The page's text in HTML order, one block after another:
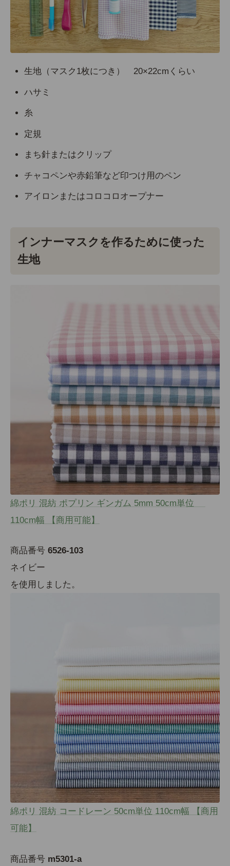
生地（マスク1枚につき） 20×22cmくらい
ハサミ
糸
定規
まち針またはクリップ
チャコペンや赤鉛筆など印つけ用のペン
アイロンまたはコロコロオープナー
インナーマスクを作るために使った
生地
綿ポリ 混紡 ポプリン ギンガム 5mm 50cm単位
110cm幅 【商用可能】
商品番号 6526-103
ネイビー
を使用しました。
綿ポリ 混紡 コードレーン 50cm単位 110cm幅 【商用
可能】
商品番号 m5301-a